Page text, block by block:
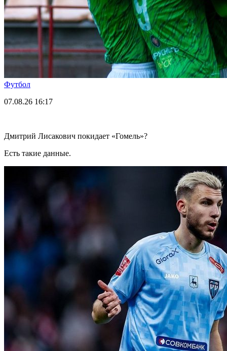
Футбол
07.08.26 16:17
Дмитрий Лисакович покидает «Гомель»?
Есть такие данные.